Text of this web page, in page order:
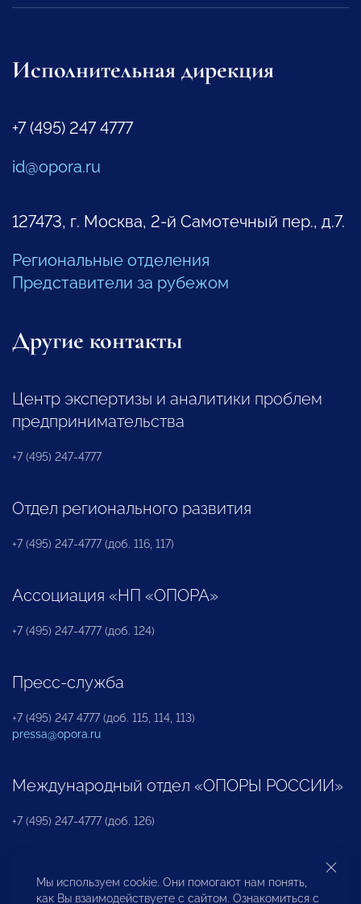
Исполнительная дирекция
+7 (495) 247 4777
id@opora.ru
127473, г. Москва, 2-й Самотечный пер., д.7.
Региональные отделения
Представители за рубежом
Другие контакты
Центр экспертизы и аналитики проблем
предпринимательства
+7 (495) 247-4777
Отдел регионального развития
+7 (495) 247-4777 (доб. 116, 117)
Ассоциация «НП «ОПОРА»
+7 (495) 247-4777 (доб. 124)
Пресс-служба
+7 (495) 247 4777 (доб. 115, 114, 113)
pressa@opora.ru
Международный отдел «ОПОРЫ РОССИИ»
+7 (495) 247-4777 (доб. 126)
Бюро по защите прав предпринимателей и
инвесторов
Мы используем cookie. Они помогают нам понять,
как Вы взаимодействуете с сайтом. Ознакомиться с